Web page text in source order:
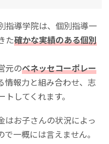
指導学院は、個別指導一
た確かな実績のある個別
元のベネッセコーポレー
情報力と組み合わせ、志
してくれます。
はお子さんの状況によっ
一概には言えません。